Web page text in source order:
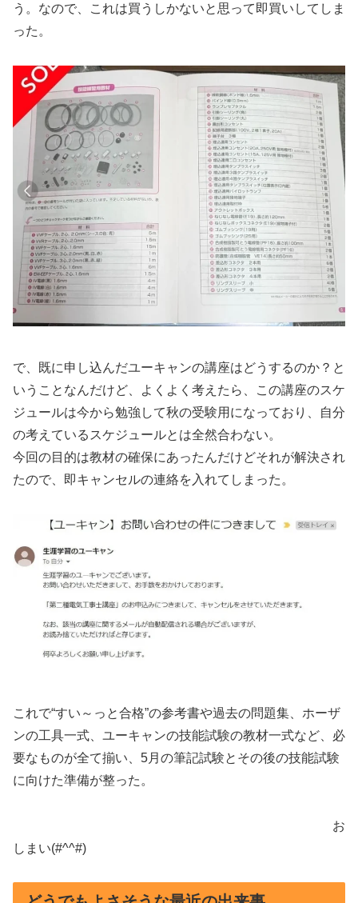
う。なので、これは買うしかないと思って即買いしてしま
った。
で、既に申し込んだユーキャンの講座はどうするのか？と
いうことなんだけど、よくよく考えたら、この講座のスケ
ジュールは今から勉強して秋の受験用になっており、自分
の考えているスケジュールとは全然合わない。
今回の目的は教材の確保にあったんだけどそれが解決され
たので、即キャンセルの連絡を入れてしまった。
これで“すい～っと合格”の参考書や過去の問題集、ホーザ
ンの工具一式、ユーキャンの技能試験の教材一式など、必
要なものが全て揃い、5月の筆記試験とその後の技能試験
に向けた準備が整った。
お
しまい(#^^#)